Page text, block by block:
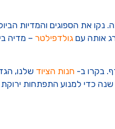
את הספוגים והמדיות
אותה עם גולדפילטר – מדיה
בקרו ב- חנות הציוד שלנו,